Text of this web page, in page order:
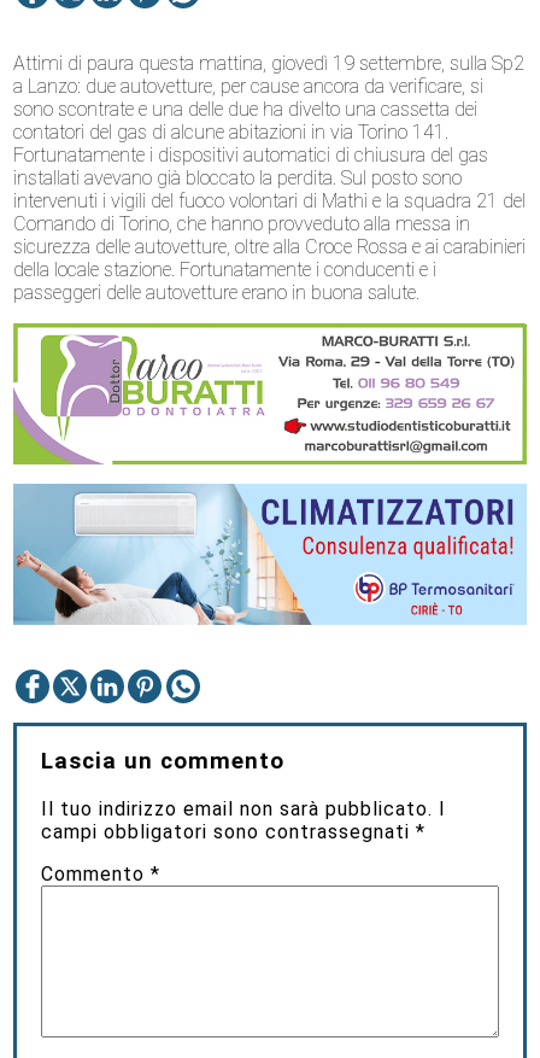
Attimi di paura questa mattina, giovedì 19 settembre, sulla Sp2
a Lanzo: due autovetture, per cause ancora da verificare, si
sono scontrate e una delle due ha divelto una cassetta dei
contatori del gas di alcune abitazioni in via Torino 141.
Fortunatamente i dispositivi automatici di chiusura del gas
installati avevano già bloccato la perdita. Sul posto sono
intervenuti i vigili del fuoco volontari di Mathi e la squadra 21 del
Comando di Torino, che hanno provveduto alla messa in
sicurezza delle autovetture, oltre alla Croce Rossa e ai carabinieri
della locale stazione. Fortunatamente i conducenti e i
passeggeri delle autovetture erano in buona salute.
Lascia un commento
Il tuo indirizzo email non sarà pubblicato. I
campi obbligatori sono contrassegnati*
Commento*